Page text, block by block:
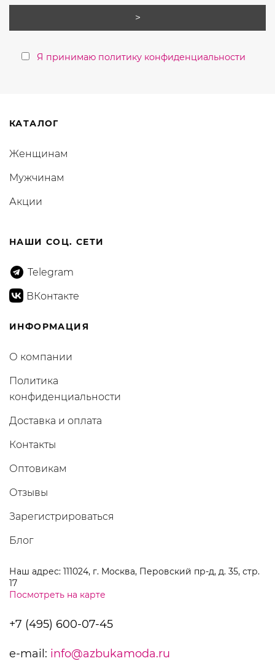
Я принимаю политику конфиденциальности
КАТАЛОГ
Женщинам
Мужчинам
Акции
НАШИ СОЦ. СЕТИ
Telegram
ВКонтакте
ИНФОРМАЦИЯ
О компании
Политика
конфиденциальности
Доставка и оплата
Контакты
Оптовикам
Отзывы
Зарегистрироваться
Блог
Наш адрес: 111024, г. Москва, Перовский пр-д, д. 35, стр.
17
Посмотреть на карте
+7 (495) 600-07-45
e-mail: info@azbukamoda.ru